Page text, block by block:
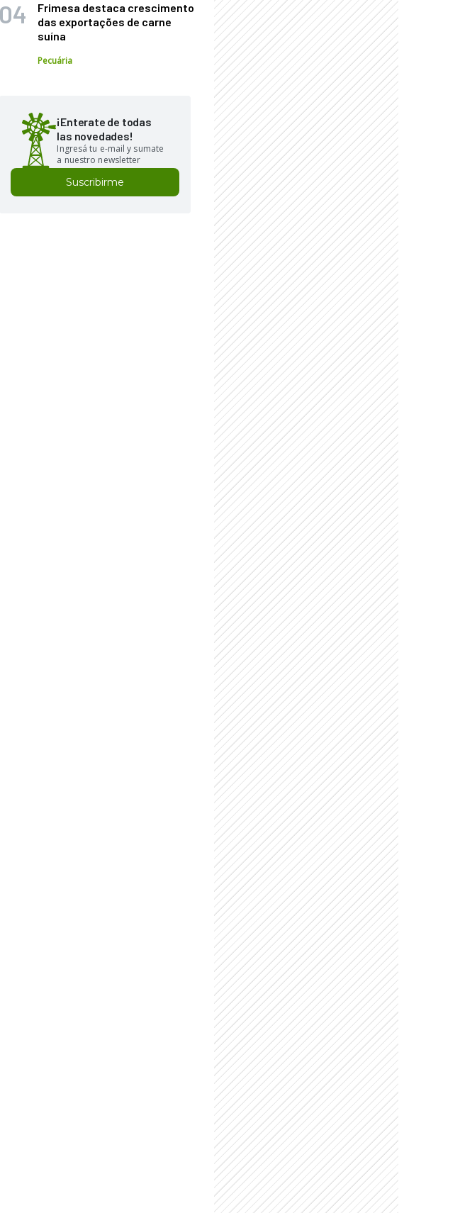
Frimesa destaca crescimento
das exportações de carne
suína
Pecuária
¡Enterate de todas
las novedades!
Ingresá tu e-mail y sumate
a nuestro newsletter
Suscribirme